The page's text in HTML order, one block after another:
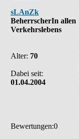
sLAnZk
BeherrscherIn allen
Verkehrslebens
Alter: 70
Dabei seit:
01.04.2004
Bewertungen:0